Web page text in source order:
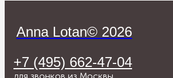
Anna Lotan© 2026
+7 (495) 662-47-04